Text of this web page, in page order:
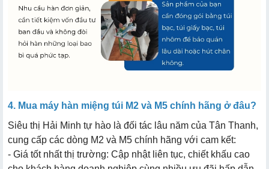
4. Mua máy hàn miệng túi M2 và M5 chính hãng ở đâu?
Siêu thị Hải Minh tự hào là đối tác lâu năm của Tân Thanh,
cung cấp các dòng M2 và M5 chính hãng với cam kết:
- Giá tốt nhất thị trường: Cập nhật liên tục, chiết khấu cao